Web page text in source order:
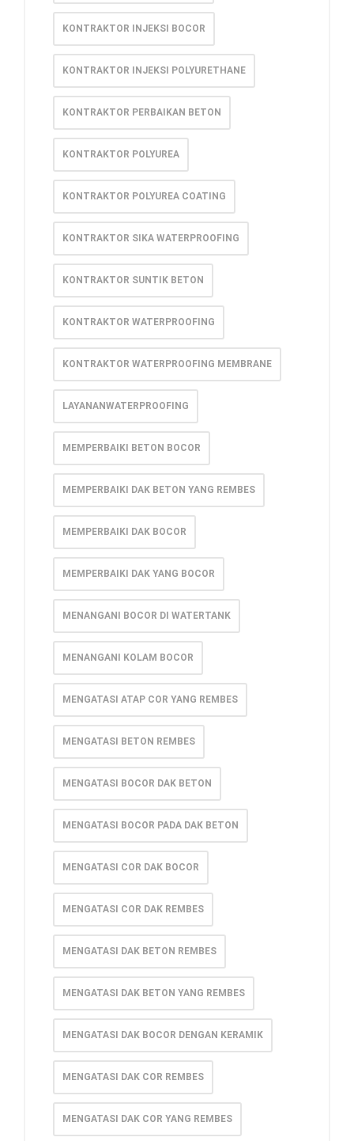
KONTRAKTOR INJEKSI BOCOR
KONTRAKTOR INJEKSI POLYURETHANE
KONTRAKTOR PERBAIKAN BETON
KONTRAKTOR POLYUREA
KONTRAKTOR POLYUREA COATING
KONTRAKTOR SIKA WATERPROOFING
KONTRAKTOR SUNTIK BETON
KONTRAKTOR WATERPROOFING
KONTRAKTOR WATERPROOFING MEMBRANE
LAYANANWATERPROOFING
MEMPERBAIKI BETON BOCOR
MEMPERBAIKI DAK BETON YANG REMBES
MEMPERBAIKI DAK BOCOR
MEMPERBAIKI DAK YANG BOCOR
MENANGANI BOCOR DI WATERTANK
MENANGANI KOLAM BOCOR
MENGATASI ATAP COR YANG REMBES
MENGATASI BETON REMBES
MENGATASI BOCOR DAK BETON
MENGATASI BOCOR PADA DAK BETON
MENGATASI COR DAK BOCOR
MENGATASI COR DAK REMBES
MENGATASI DAK BETON REMBES
MENGATASI DAK BETON YANG REMBES
MENGATASI DAK BOCOR DENGAN KERAMIK
MENGATASI DAK COR REMBES
MENGATASI DAK COR YANG REMBES